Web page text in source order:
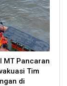
MT Pancaran
Tim
di